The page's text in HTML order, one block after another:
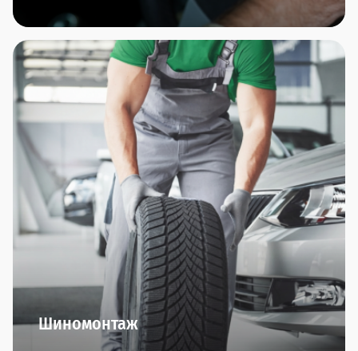
В автосалонах сети Прагматика вы найдете
дополнительное оборудование по всем
направлениям: охранные комплексы, защита
автомобиля, интерьер, комфорт, резина/диски,
тюнинг, экстерьер.
Оригинальные производители и гарантия
качества - это мы обещаем.
Шиномонтаж